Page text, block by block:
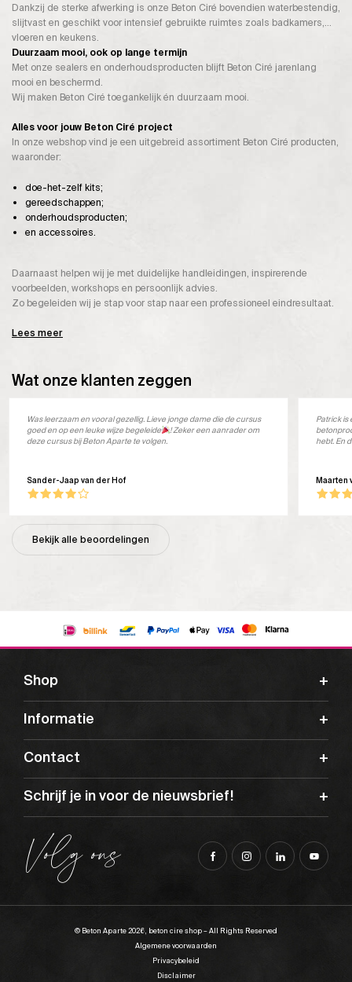
Dankzij de sterke afwerking is onze Beton Ciré bovendien waterbestendig,
slijtvast en geschikt voor intensief gebruikte ruimtes zoals badkamers,
vloeren en keukens.
Duurzaam mooi, ook op lange termijn
Met onze sealers en onderhoudsproducten blijft Beton Ciré jarenlang
mooi en beschermd.
Wij maken Beton Ciré toegankelijk én duurzaam mooi.
Alles voor jouw Beton Ciré project
In onze webshop vind je een uitgebreid assortiment Beton Ciré producten,
waaronder:
doe-het-zelf kits;
gereedschappen;
onderhoudsproducten;
en accessoires.
Daarnaast helpen wij je met duidelijke handleidingen, inspirerende
voorbeelden, workshops en persoonlijk advies.
Zo begeleiden wij je stap voor stap naar een professioneel eindresultaat.
Lees meer
Wat onze klanten zeggen
Sander-Jaap van der Hof
Was leerzaam en vooral gezellig. Lieve jonge dame die de cursus
goed en op een leuke wijze begeleide
! Zeker een aanrader om
deze cursus bij Beton Aparte te volgen.
Maarten
Patrick is
hebt. En
Bekijk alle beoordelingen
Shop
Informatie
Contact
Schrijf je in voor de nieuwsbrief!
Volg ons
© Beton Aparte 2026, beton cire shop – All Rights Reserved
Algemene voorwaarden
Privacybeleid
Disclaimer